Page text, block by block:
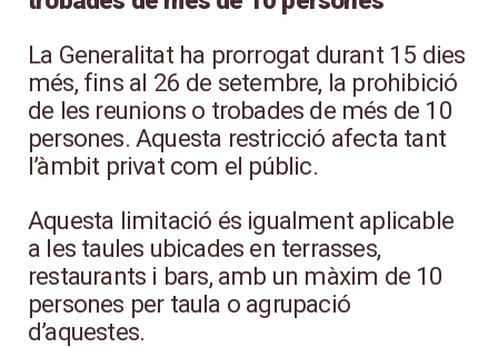
La Generalitat ha prorrogat durant 15 dies
més, fins al 26 de setembre, la prohibició
de les reunions o trobades de més de 10
persones. Aquesta restricció afecta tant
l’àmbit privat com el públic.
Aquesta limitació és igualment aplicable
a les taules ubicades en terrasses,
restaurants i bars, amb un màxim de 10
persones per taula o agrupació
d’aquestes.